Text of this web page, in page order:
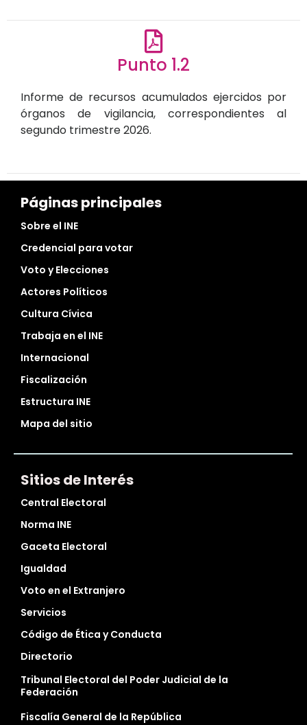
Punto 1.2
Informe de recursos acumulados ejercidos por
órganos de vigilancia, correspondientes al
segundo trimestre 2026.
Páginas principales
Sobre el INE
Credencial para votar
Voto y Elecciones
Actores Políticos
Cultura Cívica
Trabaja en el INE
Internacional
Fiscalización
Estructura INE
Mapa del sitio
Sitios de Interés
Central Electoral
Norma INE
Gaceta Electoral
Igualdad
Voto en el Extranjero
Servicios
Código de Ética y Conducta
Directorio
Tribunal Electoral del Poder Judicial de la
Federación
Fiscalía General de la República